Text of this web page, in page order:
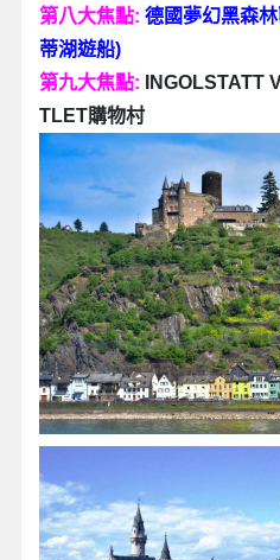
第八大焦點: 德國夢幻黑森
蒂湖遊船)
第九大焦點:
INGOLSTATT
TLET購物村